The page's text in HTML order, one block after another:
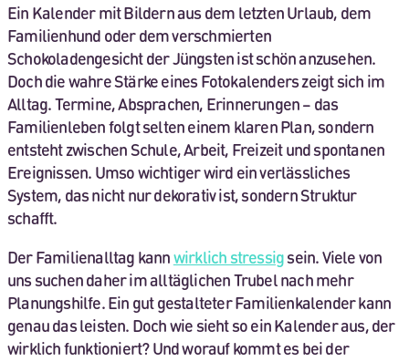
Ein Kalender mit Bildern aus dem letzten Urlaub, dem
Familienhund oder dem verschmierten
Schokoladengesicht der Jüngsten ist schön anzusehen.
Doch die wahre Stärke eines Fotokalenders zeigt sich im
Alltag. Termine, Absprachen, Erinnerungen – das
Familienleben folgt selten einem klaren Plan, sondern
entsteht zwischen Schule, Arbeit, Freizeit und spontanen
Ereignissen. Umso wichtiger wird ein verlässliches
System, das nicht nur dekorativ ist, sondern Struktur
schafft.
Der Familienalltag kannwirklich stressigsein. Viele von
uns suchen daher im alltäglichen Trubel nach mehr
Planungshilfe. Ein gut gestalteter Familienkalender kann
genau das leisten. Doch wie sieht so ein Kalender aus, der
wirklich funktioniert? Und worauf kommt es bei der